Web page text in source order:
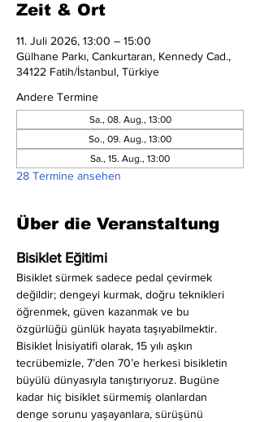
Zeit & Ort
11. Juli 2026, 13:00 – 15:00
Gülhane Parkı, Cankurtaran, Kennedy Cad.,
34122 Fatih/İstanbul, Türkiye
Andere Termine
Sa., 08. Aug., 13:00
So., 09. Aug., 13:00
Sa., 15. Aug., 13:00
28 Termine ansehen
Über die Veranstaltung
Bisiklet Eğitimi
Bisiklet sürmek sadece pedal çevirmek
değildir; dengeyi kurmak, doğru teknikleri
öğrenmek, güven kazanmak ve bu
özgürlüğü günlük hayata taşıyabilmektir.
Bisiklet İnisiyatifi olarak, 15 yılı aşkın
tecrübemizle, 7’den 70’e herkesi bisikletin
büyülü dünyasıyla tanıştırıyoruz. Bugüne
kadar hiç bisiklet sürmemiş olanlardan
denge sorunu yaşayanlara, sürüşünü